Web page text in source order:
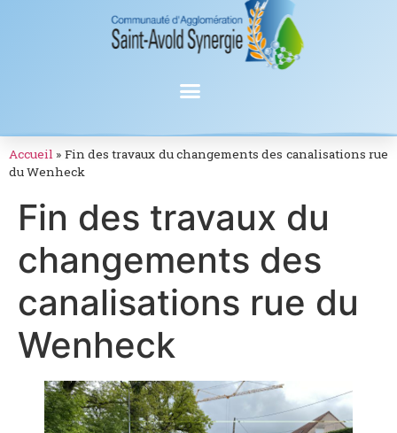
Accueil » Fin des travaux du changements des canalisations rue
du Wenheck
Fin des travaux du
changements des
canalisations rue du
Wenheck